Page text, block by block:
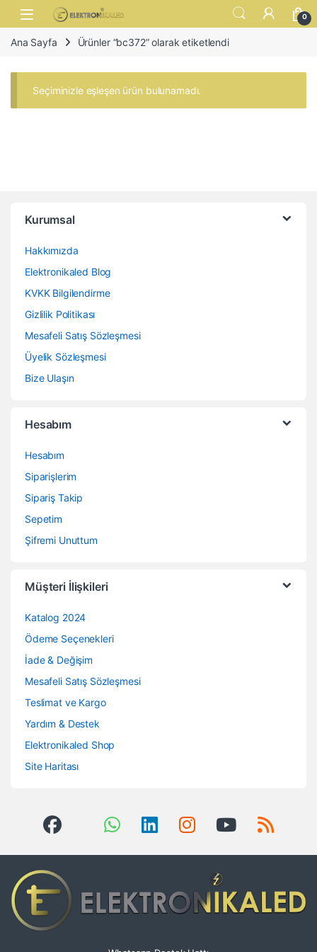
Skip to navigation
Skip to content
Open 0
Ana Sayfa Ürünler “bc372” olarak etiketlendi
Seçiminizle eşleşen ürün bulunamadı.
Kurumsal
Hakkımızda
Elektronikaled Blog
KVKK Bilgilendirme
Gizlilik Politikası
Mesafeli Satış Sözleşmesi
Üyelik Sözleşmesi
Bize Ulaşın
Hesabım
Hesabım
Siparişlerim
Sipariş Takip
Sepetim
Şifremi Unuttum
Müşteri İlişkileri
Katalog 2024
Ödeme Seçenekleri
İade & Değişim
Mesafeli Satış Sözleşmesi
Teslimat ve Kargo
Yardım & Destek
Elektronikaled Shop
Site Haritası